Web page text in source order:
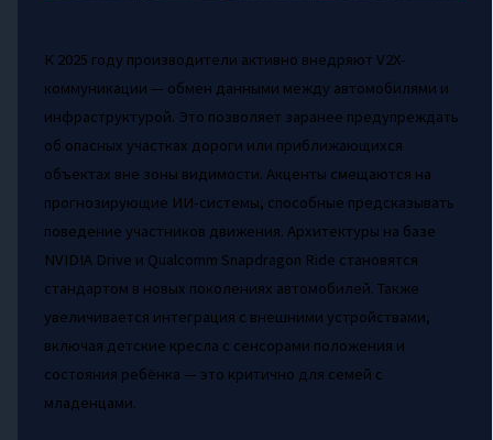
К 2025 году производители активно внедряют V2X-
коммуникации — обмен данными между автомобилями и
инфраструктурой. Это позволяет заранее предупреждать
об опасных участках дороги или приближающихся
объектах вне зоны видимости. Акценты смещаются на
прогнозирующие ИИ-системы, способные предсказывать
поведение участников движения. Архитектуры на базе
NVIDIA Drive и Qualcomm Snapdragon Ride становятся
стандартом в новых поколениях автомобилей. Также
увеличивается интеграция с внешними устройствами,
включая детские кресла с сенсорами положения и
состояния ребёнка — это критично для семей с
младенцами.